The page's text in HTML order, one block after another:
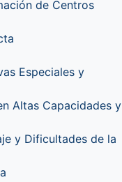
de Centros
Especiales y
Altas Capacidades y
y Dificultades de la